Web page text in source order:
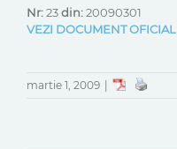
Nr:23din:20090301
VEZI DOCUMENT OFICIAL
martie 1, 2009